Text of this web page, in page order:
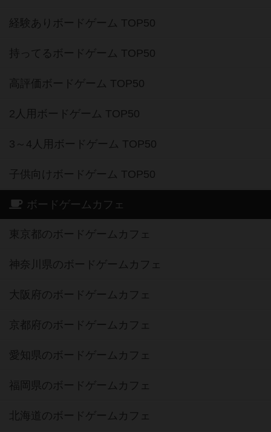
経験ありボードゲーム TOP50
持ってるボードゲーム TOP50
高評価ボードゲーム TOP50
2人用ボードゲーム TOP50
3～4人用ボードゲーム TOP50
子供向けボードゲーム TOP50
ボードゲームカフェ
東京都のボードゲームカフェ
神奈川県のボードゲームカフェ
大阪府のボードゲームカフェ
京都府のボードゲームカフェ
愛知県のボードゲームカフェ
福岡県のボードゲームカフェ
北海道のボードゲームカフェ